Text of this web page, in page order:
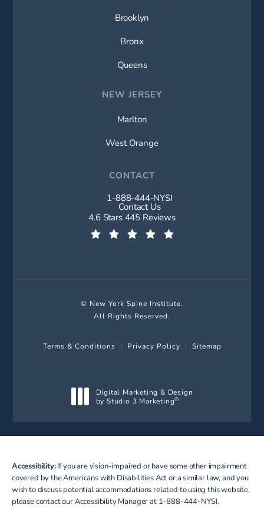
Brooklyn
Bronx
Queens
NEW JERSEY
Marlton
West Orange
CONTACT
Call New York Spine Institute on
1-888-444-NYSI
Contact Us
New York Spine Institute reviews:
4.6 Stars 445 Reviews
© New York Spine Institute.
All Rights Reserved.
Terms & Conditions Privacy Policy Sitemap
Digital Marketing & Design
by Studio 3 Marketing®
Accessibility:If you are vision-impaired or have some other impairment
covered by the Americans with Disabilities Act or a similar law, and you
wish to discuss potential accommodations related to using this website,
please contact our Accessibility Manager at 1-888-444-NYSI.